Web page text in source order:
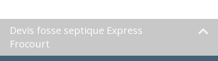
Devis fosse septique Express
Frocourt